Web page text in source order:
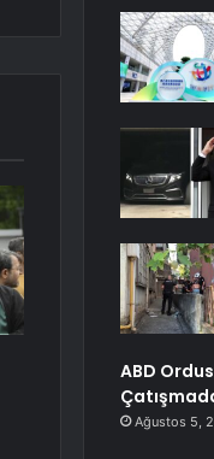
ABD
Ağustos 5,